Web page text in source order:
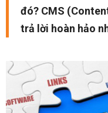
đó? CMS
trả lời hoàn hảo